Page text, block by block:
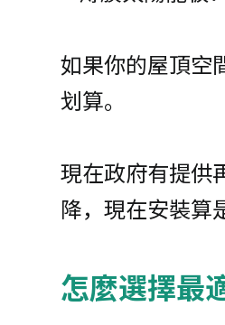
如果你的屋頂空
划算。
現在政府有提供
降，現在安裝算
怎麼選擇最